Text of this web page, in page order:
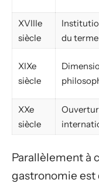
XVIIIe
siècle
du terme
XIXe
siècle
XXe
siècle
Parallèlement à
gastronomie est